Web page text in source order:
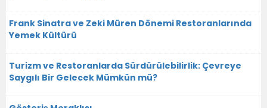
Frank Sinatra ve Zeki Müren Dönemi Restoranlarında
Yemek Kültürü
Turizm ve Restoranlarda Sürdürülebilirlik: Çevreye
Saygılı Bir Gelecek Mümkün mü?